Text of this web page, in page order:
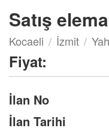
Satış
Kocaeli İzmit
Fiyat:
İlan No
İlan Tarihi